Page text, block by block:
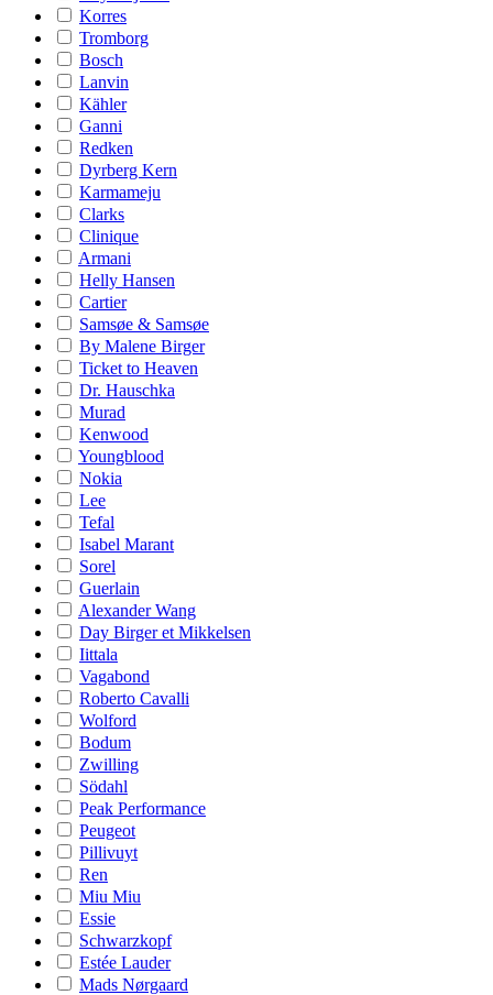
Korres
Tromborg
Bosch
Lanvin
Kähler
Ganni
Redken
Dyrberg Kern
Karmameju
Clarks
Clinique
Armani
Helly Hansen
Cartier
Samsøe & Samsøe
By Malene Birger
Ticket to Heaven
Dr. Hauschka
Murad
Kenwood
Youngblood
Nokia
Lee
Tefal
Isabel Marant
Sorel
Guerlain
Alexander Wang
Day Birger et Mikkelsen
Iittala
Vagabond
Roberto Cavalli
Wolford
Bodum
Zwilling
Södahl
Peak Performance
Peugeot
Pillivuyt
Ren
Miu Miu
Essie
Schwarzkopf
Estée Lauder
Mads Nørgaard